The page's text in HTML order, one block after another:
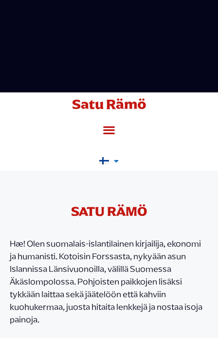
Satu Rämö
SATU RÄMÖ
Hæ! Olen suomalais-islantilainen kirjailija, ekonomi
ja humanisti. Kotoisin Forssasta, nykyään asun
Islannissa Länsivuonoilla, välillä Suomessa
Äkäslompolossa. Pohjoisten paikkojen lisäksi
tykkään laittaa sekä jäätelöön että kahviin
kuohukermaa, juosta hitaita lenkkejä ja nostaa isoja
painoja.